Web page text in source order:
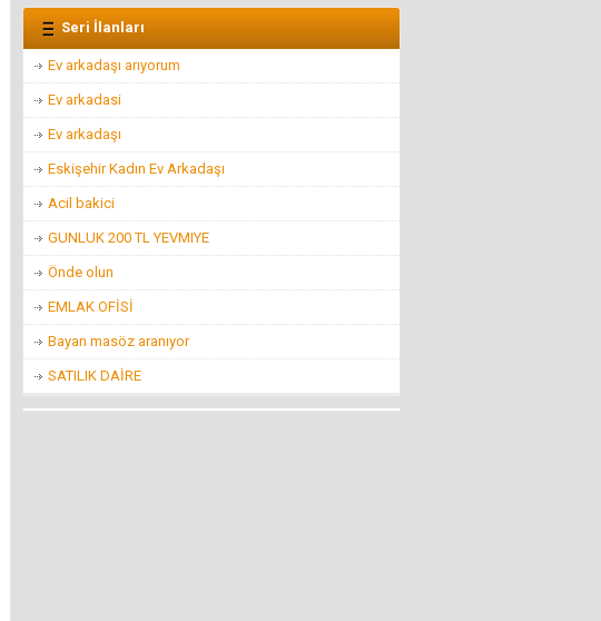
Hüseyin GÜVEN
BİR ŞEY ANCAK DEĞERİNİ BİLENİN YANINDA
KIYMETLİDİR...
22 Temmuz 2016 Cuma
Konuk Yazar
Belediyeyi hesap uzmanı yönetiyor ama balık
istifi tramvay zarar ediyor!
19 Haziran 2016 Pazar
Mehmet KIZILKAYA
İnsanlığın Bitiş Noktası “Öldürmek!”
11 Ağustos 2016 Perşembe
Mehti Saraç
Seri İlanları
Ev arkadaşı arıyorum
Ev arkadasi
Ev arkadaşı
Eskişehir Kadın Ev Arkadaşı
Acil bakici
GUNLUK 200 TL YEVMIYE
Önde olun
EMLAK OFİSİ
Bayan masöz aranıyor
SATILIK DAİRE